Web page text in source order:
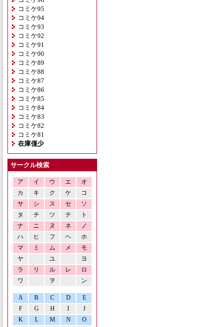
コミケ95
コミケ94
コミケ93
コミケ92
コミケ91
コミケ90
コミケ89
コミケ88
コミケ87
コミケ86
コミケ85
コミケ84
コミケ83
コミケ82
コミケ81
在庫僅少
サークル検索
ア イ ウ エ
オ
カ
キ ク ケ
コ
サ
シ ス セ
ソ
タ
チ ツ テ
ト
ナ
ニ ヌ ネ
ノ
ハ
ヒ フ ヘ
ホ
マ
ミ ム メ
モ
ヤ
ユ
ヨ
ラ
リ ル レ
ロ
ワ
ヲ ン
A B C D
E
F
G H I
J
K
L M N O